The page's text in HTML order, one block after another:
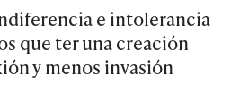
e intolerancia
que ter una creación
y menos invasión